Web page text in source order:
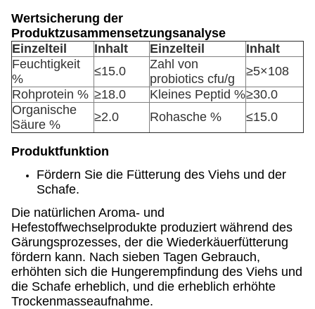
Wertsicherung der
Produktzusammensetzungsanalyse
Einzelteil
Inhalt Einzelteil
Inhalt
Feuchtigkeit
%
≤15.0
Zahl von
probiotics cfu/g
≥5×108
Rohprotein % ≥18.0 Kleines Peptid %≥30.0
Organische
Säure %
≥2.0 Rohasche % ≤15.0
Produktfunktion
Fördern Sie die Fütterung des Viehs und der
Schafe.
Die natürlichen Aroma- und
Hefestoffwechselprodukte produziert während des
Gärungsprozesses, der die Wiederkäuerfütterung
fördern kann. Nach sieben Tagen Gebrauch,
erhöhten sich die Hungerempfindung des Viehs und
die Schafe erheblich, und die erheblich erhöhte
Trockenmasseaufnahme.